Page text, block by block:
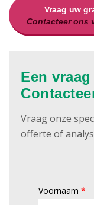
Vraag uw
Contacteer ons
Een
Vraag onze
offerte of
Voornaam*